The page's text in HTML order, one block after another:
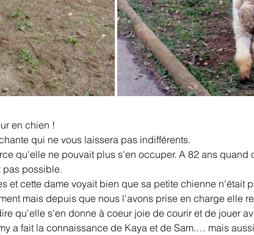
en chien !
qui ne vous laissera pas indifférents.
qu'elle ne pouvait plus s'en occuper. A 82 ans quand
pas possible.
et cette dame voyait bien que sa petite chienne n'était
mais depuis que nous l'avons prise en charge elle
qu'elle s'en donne à coeur joie de courir et de jouer
a fait la connaissance de Kaya et de Sam.… mais